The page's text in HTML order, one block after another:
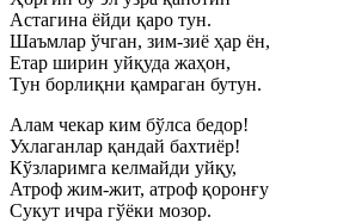
Астагина ёйди қаро тун.
Шаъмлар ўчган, зим-зиё ҳар ён,
Етар ширин уйқуда жаҳон,
Тун борлиқни қамраган бутун.
Алам чекар ким бўлса бедор!
Ухлаганлар қандай бахтиёр!
Кўзларимга келмайди уйқу,
Атроф жим-жит, атроф қоронғу
Сукут ичра гўёки мозор.